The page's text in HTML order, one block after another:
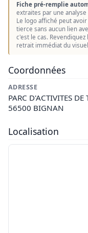
Fiche pré-remplie
extraites par une
Le logo affiché peut
tierce sans aucun lien
c'est le cas.
retrait immédiat du
Coordonnées
ADRESSE
PARC D'ACTIVITES
56500 BIGNAN
Localisation